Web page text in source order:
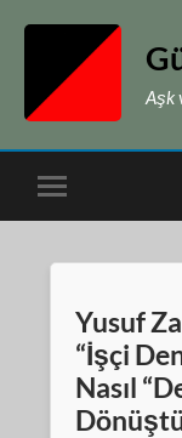
Aşk
Toggle
mobile
Yusuf
“İşçi
Nasıl